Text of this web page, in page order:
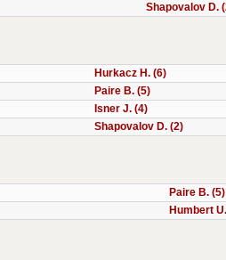
Shapovalov D.
Hurkacz H. (6)
Paire B. (5)
Isner J. (4)
Shapovalov D. (2)
Paire B. (5)
Humbert U.